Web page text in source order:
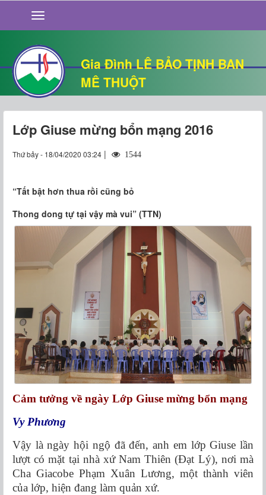
Gia Đình LÊ BẢO TỊNH BAN
MÊ THUỘT
GIỚI THIỆU
TIN TỨC
SỐNG ĐẠO
CHUYỆN NHÀ
QUÁN VĂN
THƯ GIÃN
Lớp Giuse mừng bổn mạng 2016
Thứ bảy - 18/04/2020 03:24 | 1544
“Tất bật hơn thua rồi cũng bỏ
Thong dong tự tại vậy mà vui” (TTN)
Cảm tưởng về ngày Lớp Giuse mừng bổn mạng
Vy Phương
Vậy là ngày hội ngộ đã đến, anh em lớp Giuse lần
lượt có mặt tại nhà xứ Nam Thiên (Đạt Lý), nơi mà
Cha Giacobe Phạm Xuân Lương, một thành viên
của lớp, hiện đang làm quản xứ.